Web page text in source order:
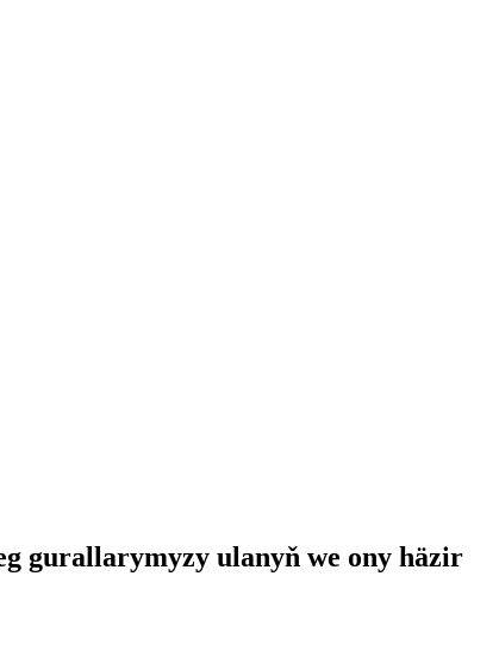
gurallarymyzy ulanyň we ony häzir